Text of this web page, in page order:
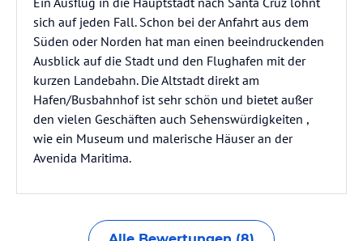
sich auf jeden Fall. Schon bei der Anfahrt aus dem
Süden oder Norden hat man einen beeindruckenden
Ausblick auf die Stadt und den Flughafen mit der
kurzen Landebahn. Die Altstadt direkt am
Hafen/Busbahnhof ist sehr schön und bietet außer
den vielen Geschäften auch Sehenswürdigkeiten ,
wie ein Museum und malerische Häuser an der
Avenida Maritima.